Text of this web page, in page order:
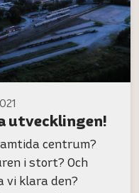
utvecklingen!
centrum?
i stort? Och
vi klara den?